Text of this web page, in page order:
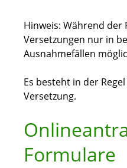
Hinweis: Während der
Versetzungen nur in
Ausnahmefällen
Es besteht in der
Versetzung.
Formulare